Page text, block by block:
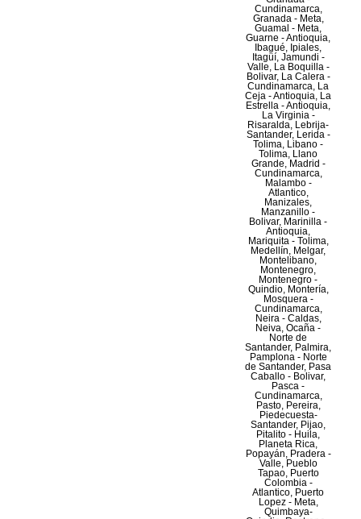
Cundinamarca,
Granada - Meta,
Guamal - Meta,
Guarne - Antioquia,
Ibagué, Ipiales,
Itagüí, Jamundi -
Valle, La Boquilla -
Bolivar, La Calera -
Cundinamarca, La
Ceja - Antioquia, La
Estrella - Antioquia,
La Virginia -
Risaralda, Lebrija-
Santander, Lerida -
Tolima, Libano -
Tolima, Llano
Grande, Madrid -
Cundinamarca,
Malambo -
Atlantico,
Manizales,
Manzanillo -
Bolivar, Marinilla -
Antioquia,
Mariquita - Tolima,
Medellín, Melgar,
Montelibano,
Montenegro,
Montenegro -
Quindio, Montería,
Mosquera -
Cundinamarca,
Neira - Caldas,
Neiva, Ocaña -
Norte de
Santander, Palmira,
Pamplona - Norte
de Santander, Pasa
Caballo - Bolivar,
Pasca -
Cundinamarca,
Pasto, Pereira,
Piedecuesta-
Santander, Pijao,
Pitalito - Huila,
Planeta Rica,
Popayán, Pradera -
Valle, Pueblo
Tapao, Puerto
Colombia -
Atlantico, Puerto
Lopez - Meta,
Quimbaya-